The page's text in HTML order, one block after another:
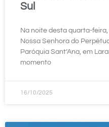
Sul
Na noite desta quarta-
Nossa Senhora do
Paróquia Sant’Ana, em
momento
16/10/2025